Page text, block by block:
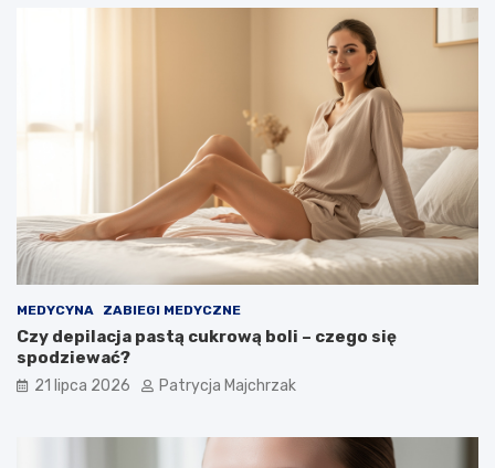
MEDYCYNA ZABIEGI MEDYCZNE
Czy depilacja pastą cukrową boli – czego się
spodziewać?
21 lipca 2026 Patrycja Majchrzak